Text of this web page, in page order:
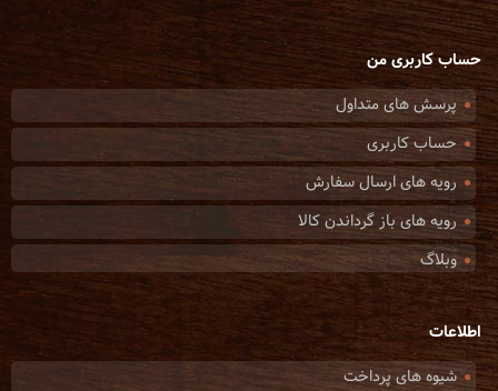
حساب کاربری من
پرسش های متداول
حساب کاربری
رویه های ارسال سفارش
رویه های باز گرداندن کالا
وبلاگ
اطلاعات
شیوه های پرداخت